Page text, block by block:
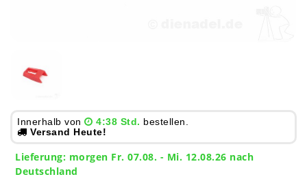
Innerhalb von 4:38 Std. bestellen.
Versand Heute!
Lieferung: morgen Fr. 07.08. - Mi. 12.08.26 nach
Deutschland